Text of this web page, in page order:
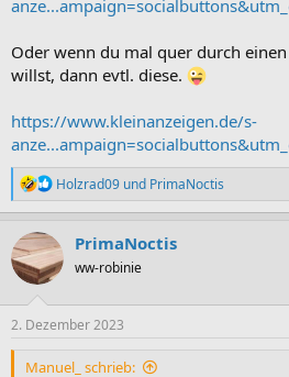
Oder wenn du mal quer durch
willst, dann evtl. diese.
https://www.kleinanzeigen.de/s-
R
e
a
t
i
n
e
Holzrad09 und PrimaNoctis
PrimaNoctis
ww-robinie
2. Dezember 2023
Manuel_ schrieb: